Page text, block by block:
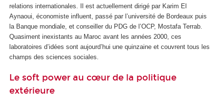
relations internationales. Il est actuellement dirigé par Karim El
Aynaoui, économiste influent, passé par l’université de Bordeaux puis
la Banque mondiale, et conseiller du PDG de l’OCP, Mostafa Terrab.
Quasiment inexistants au Maroc avant les années 2000, ces
laboratoires d’idées sont aujourd’hui une quinzaine et couvrent tous les
champs des sciences sociales.
Le soft power au cœur de la politique
extérieure